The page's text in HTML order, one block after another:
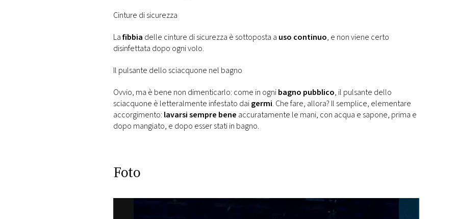
Cinture di sicurezza
Lafibbia delle cinture di sicurezza è sottoposta a uso continuo, e non viene certo
disinfettata dopo ogni volo.
Il pulsante dello sciacquone nel bagno
Ovvio, ma è bene non dimenticarlo: come in ognibagno pubblico, il pulsante dello
sciacquone è letteralmente infestato daigermi. Che fare, allora? Il semplice, elementare
accorgimento: lavarsi sempre bene accuratamente le mani, con acqua e sapone, prima e
dopo mangiato, e dopo esser stati in bagno.
Foto